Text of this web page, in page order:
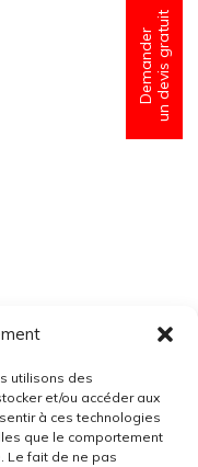
utilisons des
et/ou accéder aux
à ces technologies
que le comportement
Le fait de ne pas
Demanderun devis gratuit